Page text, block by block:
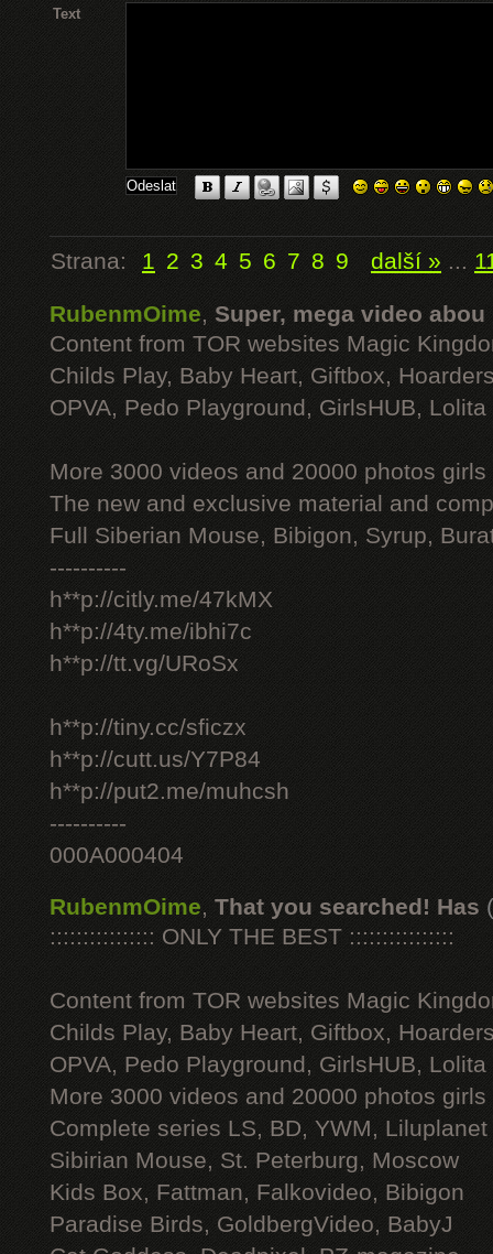
Text
Strana: 1 2 3 4 5 6 7 8 9 další » ...
RubenmOime, Super, mega video abou
Content from TOR websites Magic
Childs Play, Baby Heart, Giftbox,
OPVA, Pedo Playground, GirlsHUB, Lolita
More 3000 videos and 20000 photos
The new and exclusive material and
Full Siberian Mouse, Bibigon, Syrup,
----------
h**p://citly.me/47kMX
h**p://4ty.me/ibhi7c
h**p://tt.vg/URoSx
h**p://tiny.cc/sficzx
h**p://cutt.us/Y7P84
h**p://put2.me/muhcsh
----------
000A000404
RubenmOime, That you searched! Has
:::::::::::::::: ONLY THE BEST ::::::::::::::::
Content from TOR websites Magic
Childs Play, Baby Heart, Giftbox,
OPVA, Pedo Playground, GirlsHUB, Lolita
More 3000 videos and 20000 photos
Complete series LS, BD, YWM, Liluplanet
Sibirian Mouse, St. Peterburg, Moscow
Kids Box, Fattman, Falkovideo, Bibigon
Paradise Birds, GoldbergVideo, BabyJ